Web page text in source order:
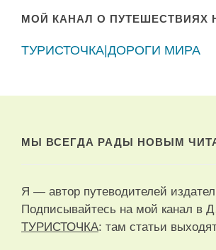
МОЙ КАНАЛ О ПУТЕШЕСТВИЯХ
ТУРИСТОЧКА|ДОРОГИ МИРА
МЫ ВСЕГДА РАДЫ НОВЫМ
Я — автор путеводителей
Подписывайтесь на мой канал в
ТУРИСТОЧКА: там статьи